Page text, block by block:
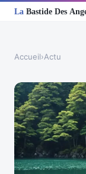
Accueil›Actu